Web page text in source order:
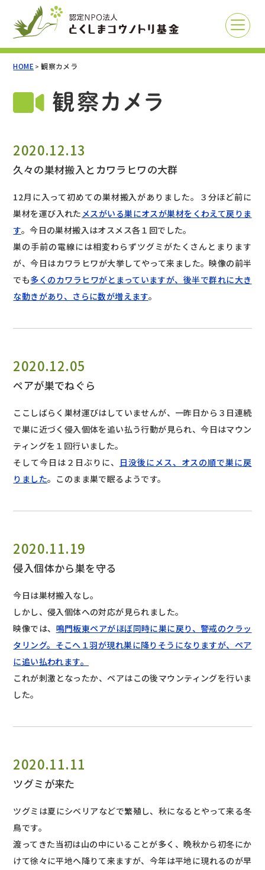
HOME >観察カメラ
2020.12.13
久々の巣材搬入とカワラヒワの大群
12月に入って初めての巣材搬入がありました。３分ほど前に
巣材を運び入れた メスがいる巣にオスが巣材をくわえて戻りま
す。今日の巣材搬入はオスメス各１回でした。
巣の手前の電線には相変わらずツグミがたくさんとまります
が、今日はカワラヒワが大挙してやって来ました。映像の前半
でも多くのカワラヒワがとまっていますが、後半で群れに大き
な動きがあり、さらに数が増えます。
2020.12.05
ペアが巣でねぐら
ここしばらく巣材運びはしていませんが、一昨日から３日連続
で巣に近づく侵入個体を追い払う行動が見られ、今日はマウン
ティングを１回行いました。
そして今日は２日ぶりに、
日没後にメス、オスの順で巣に戻
りました。このまま巣で眠るようです。
2020.11.19
侵入個体から巣を守る
今日は巣材搬入なし。
しかし、侵入個体への対応が見られました。
映像では、 鳴門板東ペアがほぼ同時に巣に戻り、警戒のクラッ
タリング。そこへ１羽が現れ巣に降りそうになりますが、ペア
に追い払われます。
これが刺激となったか、ペアはこの後マウンティングを行いま
した。
2020.11.11
ツグミが来た
ツグミは夏にシベリアなどで繁殖し、秋になるとやって来る冬
鳥です。
渡ってきた当初は山の中にいることが多く、晩秋から初冬にか
けて徐々に平地へ降りて来ますが、今年は平地に現れるのが早